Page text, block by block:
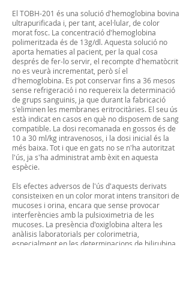
El TOBH-201 és una solució d'hemoglobina bovina
ultrapurificada i, per tant, acel·lular, de color
morat fosc. La concentració d'hemoglobina
polimeritzada és de 13g/dl. Aquesta solució no
aporta hematies al pacient, per la qual cosa
després de fer-lo servir, el recompte d'hematòcrit
no es veurà incrementat, però sí el
d'hemoglobina. Es pot conservar fins a 36 mesos
sense refrigeració i no requereix la determinació
de grups sanguinis, ja que durant la fabricació
s'eliminen les membranes eritrocitàries. El seu ús
està indicat en casos en què no disposem de sang
compatible. La dosi recomanada en gossos és de
10 a 30 ml/kg intravenosos, i la dosi inicial és la
més baixa. Tot i que en gats no se n'ha autoritzat
l'ús, ja s'ha administrat amb èxit en aquesta
espècie.
Els efectes adversos de l'ús d'aquests derivats
consisteixen en un color morat intens transitori de
mucoses i orina, encara que sense provocar
interferències amb la pulsioximetria de les
mucoses. La presència d'oxiglobina altera les
anàlisis laboratorials per colorimetria,
especialment en les determinacions de bilirubina,